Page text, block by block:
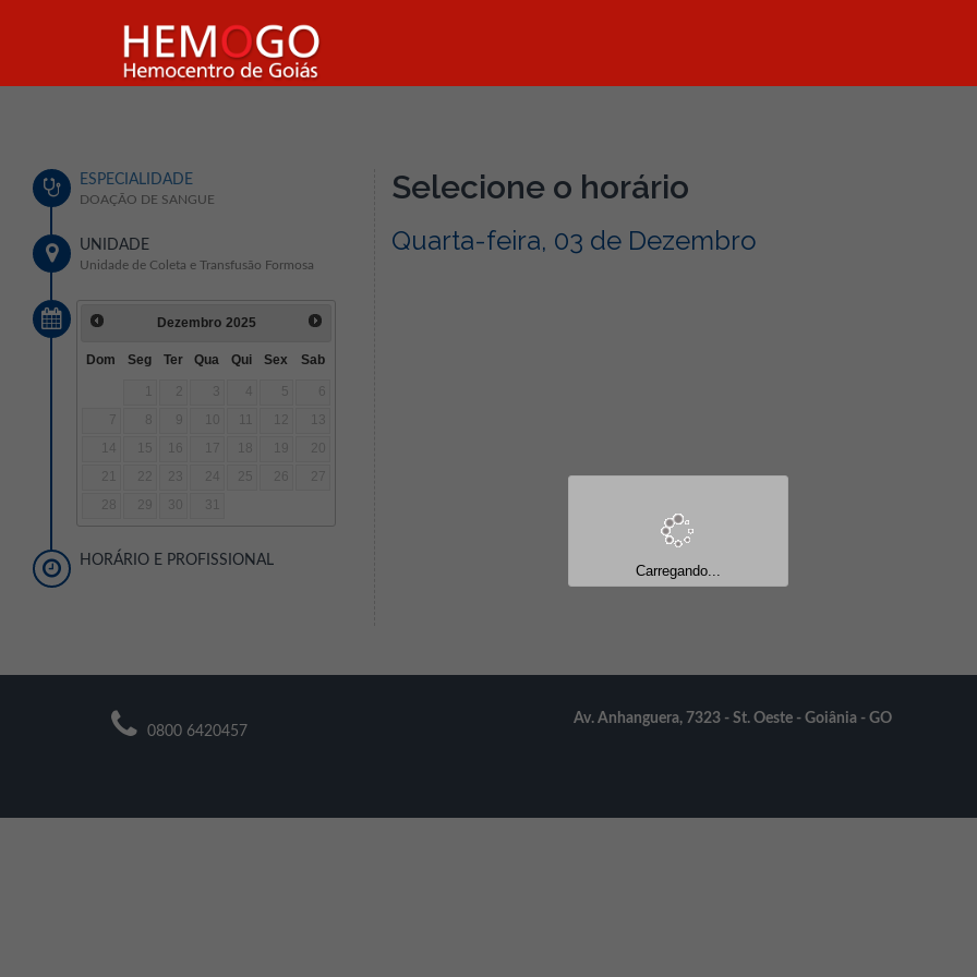
Carregando...
ESPECIALIDADE
DOAÇÃO DE SANGUE
UNIDADE
Unidade de Coleta e Transfusão Formosa
Dezembro 2025
Dom Seg Ter Qua Qui Sex Sab
2 3 5
6
7
9 12
13
15 16 17 19
20
21
22 23 24 25 26
27
28
29 30 31
HORÁRIO E PROFISSIONAL
Selecione o horário
Quarta-feira, 03 de Dezembro
0800 6420457
Av. Anhanguera, 7323 - St. Oeste - Goiânia - GO